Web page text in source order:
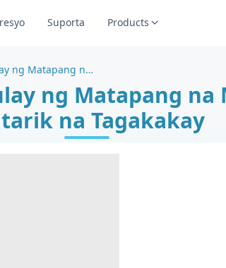
Suporta Products
Mapagpalang Pahina sa Pagkulay ng Matapang na Matangkad na Bundok na Matarik na Tagakakay
ng Matapang
na Tagakakay